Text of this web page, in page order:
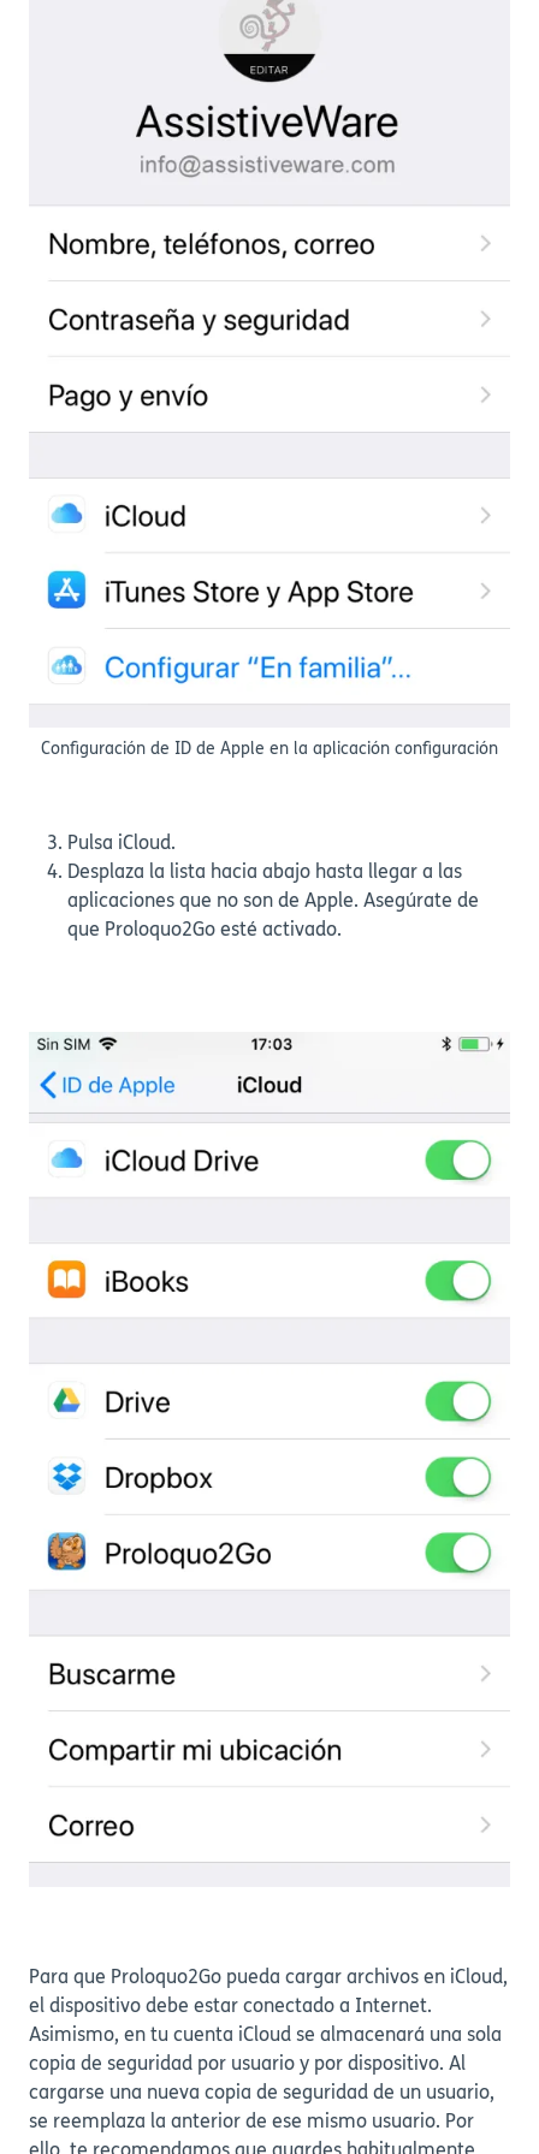
Configuración de ID de Apple en la aplicación configuración
Pulsa iCloud.
Desplaza la lista hacia abajo hasta llegar a las
aplicaciones que no son de Apple. Asegúrate de
que Proloquo2Go esté activado.
Para que Proloquo2Go pueda cargar archivos en iCloud,
el dispositivo debe estar conectado a Internet.
Asimismo, en tu cuenta iCloud se almacenará una sola
copia de seguridad por usuario y por dispositivo. Al
cargarse una nueva copia de seguridad de un usuario,
se reemplaza la anterior de ese mismo usuario. Por